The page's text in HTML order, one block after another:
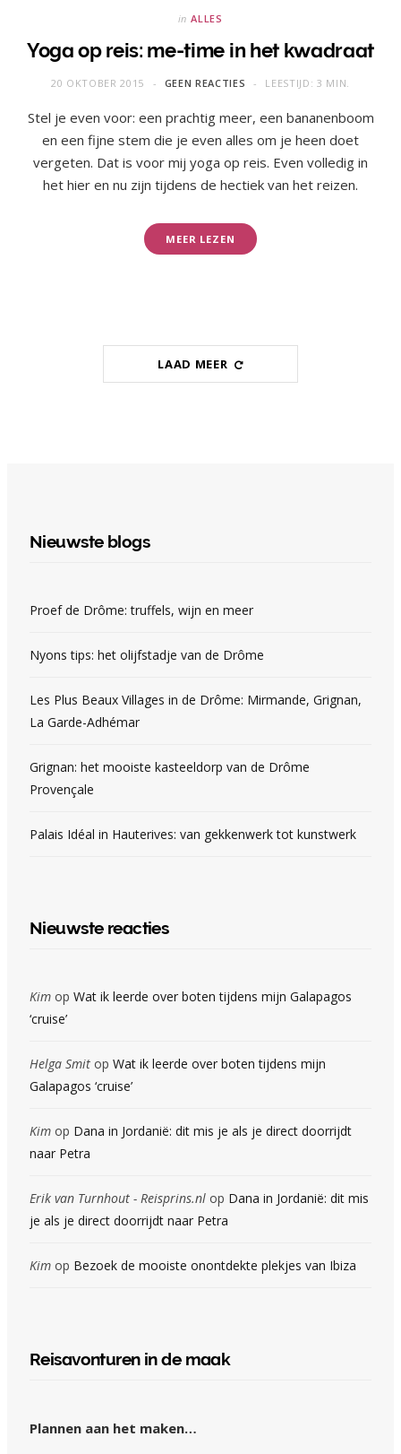
in ALLES
Yoga op reis: me-time in het kwadraat
20 OKTOBER 2015 GEEN REACTIES LEESTIJD: 3 MIN.
Stel je even voor: een prachtig meer, een bananenboom
en een fijne stem die je even alles om je heen doet
vergeten. Dat is voor mij yoga op reis. Even volledig in
het hier en nu zijn tijdens de hectiek van het reizen.
MEER LEZEN
LAAD MEER
Nieuwste blogs
Proef de Drôme: truffels, wijn en meer
Nyons tips: het olijfstadje van de Drôme
Les Plus Beaux Villages in de Drôme: Mirmande, Grignan,
La Garde-Adhémar
Grignan: het mooiste kasteeldorp van de Drôme
Provençale
Palais Idéal in Hauterives: van gekkenwerk tot kunstwerk
Nieuwste reacties
Kim op Wat ik leerde over boten tijdens mijn Galapagos
‘cruise’
Helga Smit op Wat ik leerde over boten tijdens mijn
Galapagos ‘cruise’
Kim op Dana in Jordanië: dit mis je als je direct doorrijdt
naar Petra
Erik van Turnhout - Reisprins.nl op Dana in Jordanië: dit mis
je als je direct doorrijdt naar Petra
Kim op Bezoek de mooiste onontdekte plekjes van Ibiza
Reisavonturen in de maak
Plannen aan het maken…